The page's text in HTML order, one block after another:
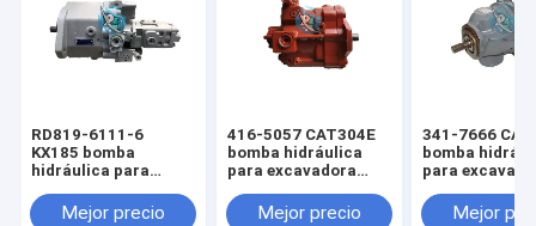
RD819-6111-6
KX185 bomba
hidráulica para
Mejor precio
416-5057 CAT304E
bomba hidráulica
para excavadora
Mejor precio
341-7666
bomba
para
Mejor